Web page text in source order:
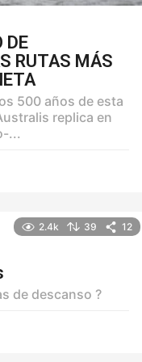
DE
RUTAS MÁS
500 años de esta
replica en
...
2.4k 39 12
de descanso ?